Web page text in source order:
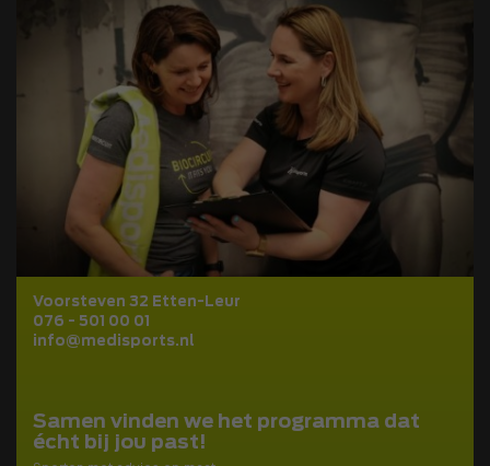
Voorsteven 32 Etten-Leur
076 - 501 00 01
info@medisports.nl
Samen vinden we het programma dat
écht bij jou past!